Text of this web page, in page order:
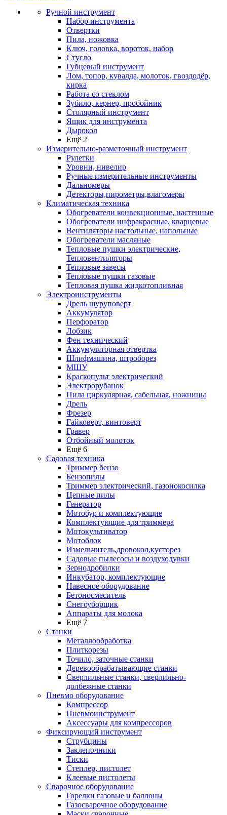
Ручной инструмент
Набор инструмента
Отвертки
Пила, ножовка
Ключ, головка, вороток, набор
Стусло
Губцевый инструмент
Лом, топор, кувалда, молоток, гвоздодёр,
кирка
Работа со стеклом
Зубило, кернер, пробойник
Столярный инструмент
Ящик для инструмента
Дырокол
Ещё 2
Измерительно-разметочный инструмент
Рулетки
Уровни, нивелир
Ручные измерительные инструменты
Дальномеры
Детекторы,пирометры,влагомеры
Климатическая техника
Обогреватели конвекционные, настенные
Обогреватели инфракрасные, кварцевые
Вентиляторы настольные, напольные
Обогреватели масляные
Тепловые пушки электрические,
Тепловентиляторы
Тепловые завесы
Тепловые пушки газовые
Тепловая пушка жидкотопливная
Электроинструменты
Дрель шуруповерт
Аккумулятор
Перфоратор
Лобзик
Фен технический
Аккумуляторная отвертка
Шлифмашина, штроборез
МШУ
Краскопульт электрический
Электрорубанок
Пила циркулярная, сабельная, ножницы
Дрель
Фрезер
Гайковерт, винтоверт
Гравер
Отбойный молоток
Ещё 6
Садовая техника
Триммер бензо
Бензопилы
Триммер электрический, газонокосилка
Цепные пилы
Генератор
Мотобур и комплектующие
Комплектующие для триммера
Мотокультиватор
Мотоблок
Измельчитель,дровокол,кусторез
Садовые пылесосы и воздуходувки
Зернодробилки
Инкубатор, комплектующие
Навесное оборудование
Бетоносмеситель
Снегоуборщик
Аппараты для молока
Ещё 7
Станки
Металлообработка
Плиткорезы
Точило, заточные станки
Деревообрабатывающие станки
Сверлильные станки, сверлильно-
долбежные станки
Пневмо оборудование
Компрессор
Пневмоинструмент
Аксессуары для компрессоров
Фиксирующий инструмент
Струбцины
Заклепочники
Тиски
Степлер, пистолет
Клеевые пистолеты
Сварочное оборудование
Горелки газовые и баллоны
Газосварочное оборудование